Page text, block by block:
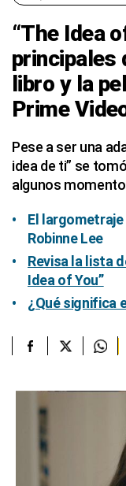
“The Idea
principales
libro y la
Prime
Pese a ser una
idea de ti” se
algunos
El
Robinne Lee
Revisa la lista
Idea of You”
¿Qué significa